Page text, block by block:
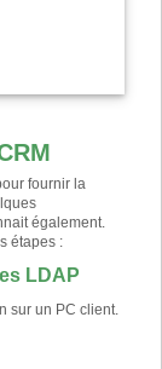
fournir la
également.
étapes :
LDAP
sur un PC client.